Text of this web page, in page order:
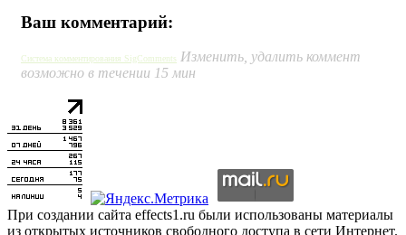
Ваш комментарий:
Система комментирования SigComments Изменить, удалить коммент
возможно в течении 15 мин
При создании сайта effects1.ru были использованы материалы
из открытых источников свободного доступа в сети Интернет.